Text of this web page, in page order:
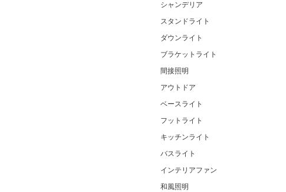
シャンデリア
スタンドライト
ダウンライト
ブラケットライト
間接照明
アウトドア
ベースライト
フットライト
キッチンライト
バスライト
インテリアファン
和風照明